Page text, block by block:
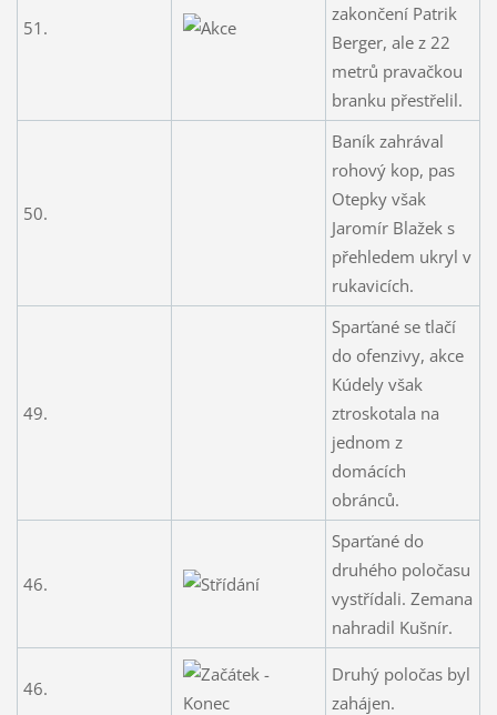
51.
zakončení Patrik
Berger, ale z 22
metrů pravačkou
branku přestřelil.
50.
Baník zahrával
rohový kop, pas
Otepky však
Jaromír Blažek s
přehledem ukryl v
rukavicích.
49.
Sparťané se tlačí
do ofenzivy, akce
Kúdely však
ztroskotala na
jednom z
domácích
obránců.
46.
Sparťané do
druhého poločasu
vystřídali. Zemana
nahradil Kušnír.
46.
Druhý poločas byl
zahájen.